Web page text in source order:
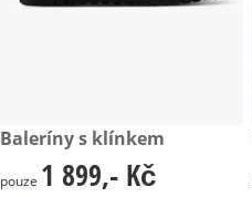
1 899,- Kč
Baleríny s klínkem
1 899,- Kč
pouze 1 899,- Kč